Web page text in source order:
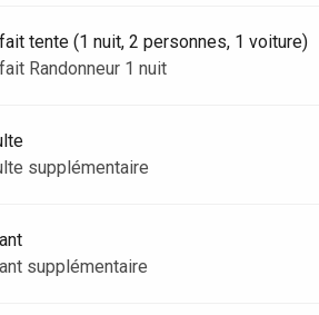
Clères
tente (1 nuit, 2 personnes, 1 voiture)
Randonneur 1 nuit
supplémentaire
supplémentaire